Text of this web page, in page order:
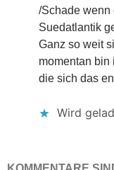
/Schade wenn
Suedatlantik
Ganz so weit
momentan bin
die sich das
Wird